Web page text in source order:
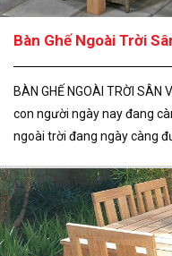
Bàn Ghế Ngoài Trời
BÀN GHẾ NGOÀI TRỜI SÂN
con người ngày nay đang
ngoài trời đang ngày càng